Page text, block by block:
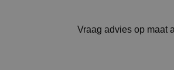
Vraag advies op maat